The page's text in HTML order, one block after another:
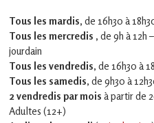
Tous les mardis,de 16h30 à
Tous les mercredis , de 9h à 12h
jourdain
Tous les vendredis, de 16h30 à
Tous les samedis, de 9h30 à
2 vendredis par mois à partir de
Adultes (12+)